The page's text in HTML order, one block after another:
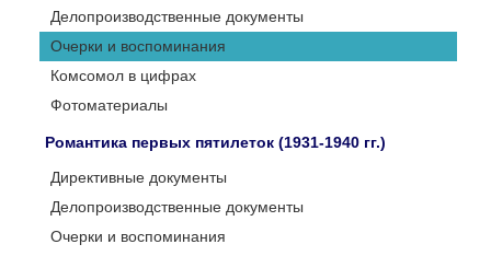
Делопроизводственные документы
Очерки и воспоминания
Комсомол в цифрах
Фотоматериалы
Романтика первых пятилеток (1931-1940 гг.)
Директивные документы
Делопроизводственные документы
Очерки и воспоминания